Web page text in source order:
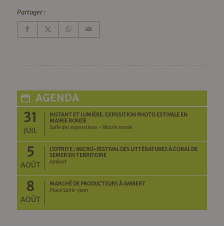
Partager :
AGENDA
31
JUIL
INSTANT ET LUMIÈRE. EXPOSITION PHOTO ESTIVALE EN
MAIRIE RONDE
Salle des expositions - Mairie ronde
5
AOÛT
L’EFFRITE : MICRO-FESTIVAL DES LITTÉRATURES À L’ORAL DE
SEMER EN TERRITOIRE
Ambert
8
AOÛT
MARCHÉ DE PRODUCTEURS À AMBERT
Place Saint-Jean